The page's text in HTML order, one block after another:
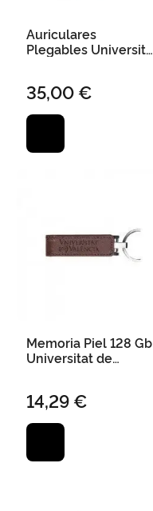
Auriculares
Plegables Universitat
35,00 €
Memoria Piel 128 Gb
Universitat de
14,29 €